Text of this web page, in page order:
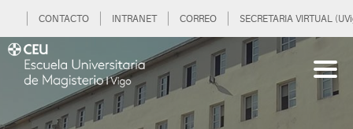
CONTACTO INTRANET CORREO SECRETARIA VIRTUAL